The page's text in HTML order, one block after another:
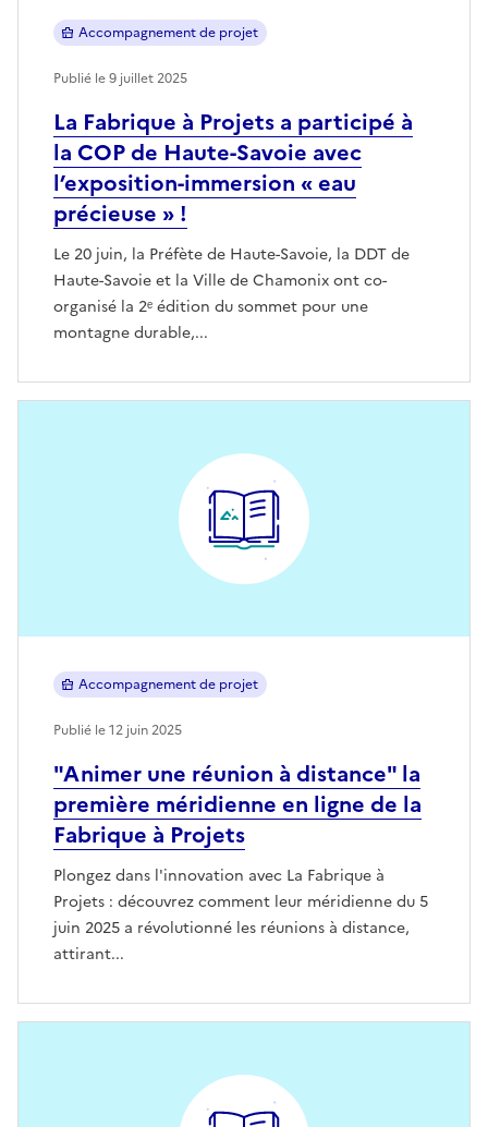
La Fabrique à Projets a participé à
la COP de Haute-Savoie avec
l’exposition-immersion « eau
précieuse » !
Le 20 juin, la Préfète de Haute-Savoie, la DDT de
Haute-Savoie et la Ville de Chamonix ont co-
organisé la 2ᵉ édition du sommet pour une
montagne durable,...
Accompagnement de projet
Publié le 9 juillet 2025
"Animer une réunion à distance" la
première méridienne en ligne de la
Fabrique à Projets
Plongez dans l'innovation avec La Fabrique à
Projets : découvrez comment leur méridienne du 5
juin 2025 a révolutionné les réunions à distance,
attirant...
Accompagnement de projet
Publié le 12 juin 2025